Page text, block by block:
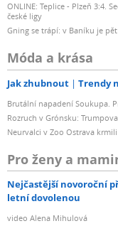
ONLINE: Teplice - Plzeň 3:4.
české ligy
Gning se trápí: v Baníku je
Móda a krása
Jak zhubnout Trendy
Brutální napadení Soukupa.
Rozruch v Grónsku:
Neurvalci v Zoo Ostrava
Pro ženy a
Nejčastější novoroční
letní dovolenou
video Alena Mihulová